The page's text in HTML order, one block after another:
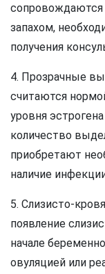
запахом,
получения
4. Прозрачные
считаются
уровня
количество
приобретают
наличие
5. Слизисто-
появление
начале
овуляцией или